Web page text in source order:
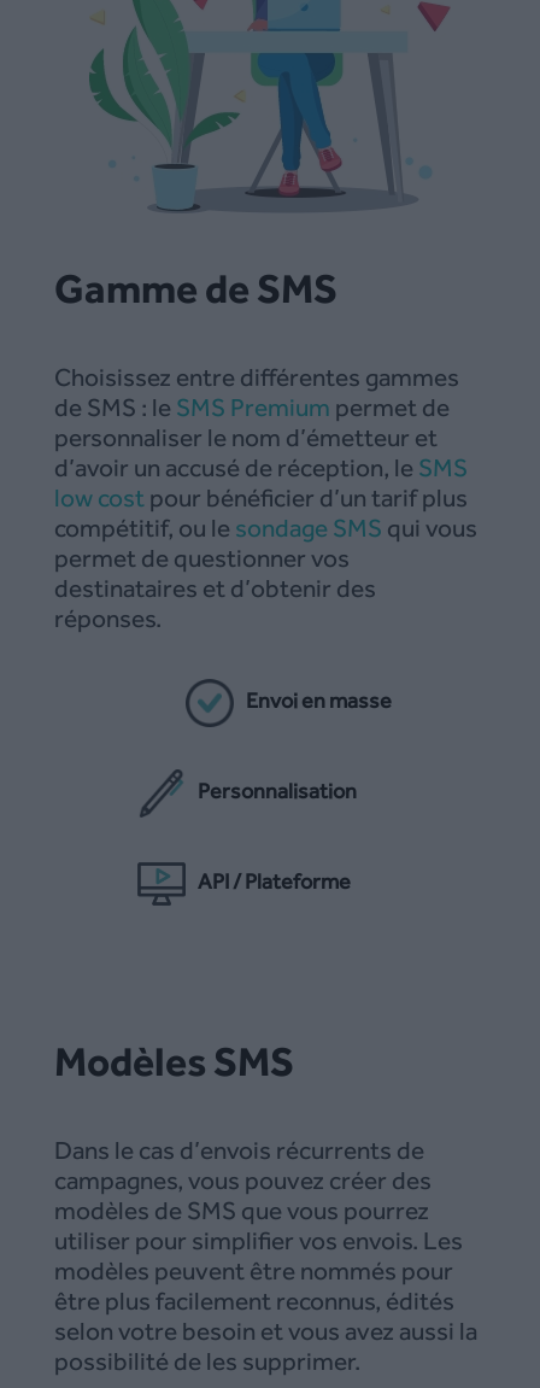
Gamme de SMS
Choisissez entre différentes gammes
de SMS : le SMS Premium permet de
personnaliser le nom d’émetteur et
d’avoir un accusé de réception, le SMS
low cost pour bénéficier d’un tarif plus
compétitif, ou le sondage SMS qui vous
permet de questionner vos
destinataires et d’obtenir des
réponses.
Envoi en masse
Personnalisation
API / Plateforme
Modèles SMS
Dans le cas d’envois récurrents de
campagnes, vous pouvez créer des
modèles de SMS que vous pourrez
utiliser pour simplifier vos envois. Les
modèles peuvent être nommés pour
être plus facilement reconnus, édités
selon votre besoin et vous avez aussi la
possibilité de les supprimer.